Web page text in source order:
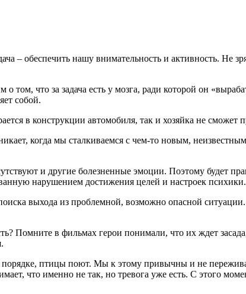
– обеспечить нашу внимательность и активность. Не
том, что за задача есть у мозга, ради которой он
собой.
в конструкции автомобиля, так и хозяйка не сможет
когда мы сталкиваемся с чем-то новым,
и другие болезненные эмоции. Поэтому будет
нарушением достижения целей и настроек психики.
выхода из проблемной, возможно опасной
Помните в фильмах герои понимали, что их ждет
порядке, птицы поют. Мы к этому привычны и не
что именно не так, но тревога уже есть. С этого